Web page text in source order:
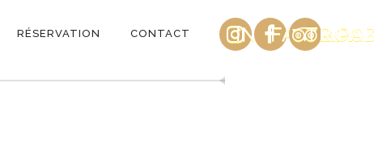
RÉSERVATION CONTACT INSTAGRAM